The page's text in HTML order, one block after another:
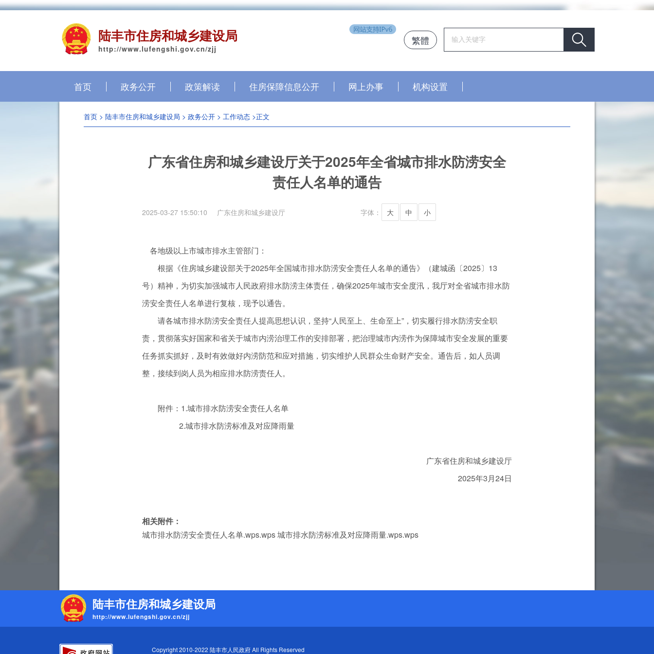
陆丰市住房和城乡建设局
http://www.lufengshi.gov.cn/zjj
繁體
首页 政务公开 政策解读 住房保障信息公开 网上办事 机构设置
首页 > 陆丰市住房和城乡建设局 > 政务公开 > 工作动态 >正文
广东省住房和城乡建设厅关于2025年全省城市排水防涝安全
责任人名单的通告
2025-03-27 15:50:10 广东住房和城乡建设厅 字体： 大 中 小
各地级以上市城市排水主管部门：
根据《住房城乡建设部关于2025年全国城市排水防涝安全责任人名单的通告》（建城函〔2025〕13
号）精神，为切实加强城市人民政府排水防涝主体责任，确保2025年城市安全度汛，我厅对全省城市排水防
涝安全责任人名单进行复核，现予以通告。
请各城市排水防涝安全责任人提高思想认识，坚持“人民至上、生命至上”，切实履行排水防涝安全职
责，贯彻落实好国家和省关于城市内涝治理工作的安排部署，把治理城市内涝作为保障城市安全发展的重要
任务抓实抓好，及时有效做好内涝防范和应对措施，切实维护人民群众生命财产安全。通告后，如人员调
整，接续到岗人员为相应排水防涝责任人。
附件：1.城市排水防涝安全责任人名单
2.城市排水防涝标准及对应降雨量
广东省住房和城乡建设厅
2025年3月24日
相关附件：
城市排水防涝安全责任人名单.wps.wps城市排水防涝标准及对应降雨量.wps.wps
陆丰市住房和城乡建设局
http://www.lufengshi.gov.cn/zjj
Copyright 2010-2022 陆丰市人民政府 All Rights Reserved